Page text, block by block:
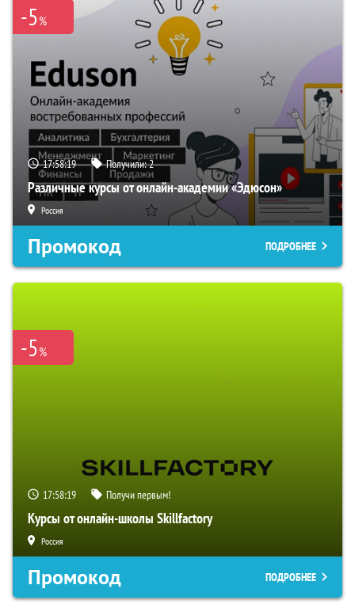
-5%
17:58:18 Получили:2
Различные курсы от онлайн-академии «Эдюсон»
Россия
Промокод ПОДРОБНЕЕ
-5%
17:58:18 Получи первым!
Курсы от онлайн-школы Skillfactory
Россия
Промокод ПОДРОБНЕЕ